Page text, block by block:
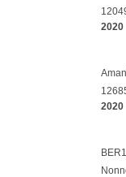
2020
2020